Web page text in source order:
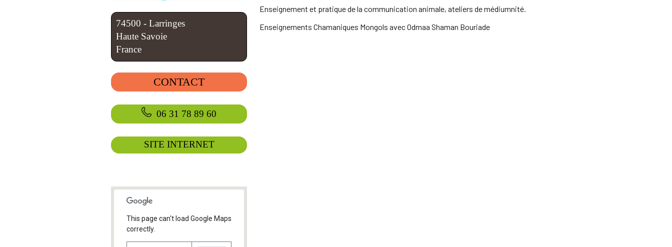
74500 - Larringes
Haute Savoie
France
CONTACT
06 31 78 89 60
SITE INTERNET
This page can't load Google Maps
correctly.
Enseignement et pratique de la communication animale, ateliers de médiumnité.
Enseignements Chamaniques Mongols avec Odmaa Shaman Bouriade